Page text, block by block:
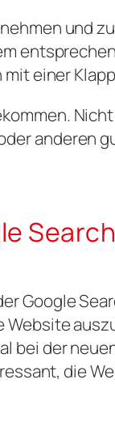
und
einer
anderen
Google
bei der
die